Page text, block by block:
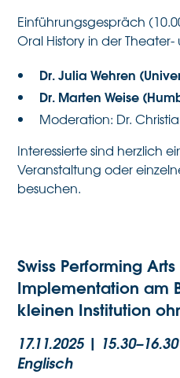
Einführungsgespräch
Oral History in der
Dr. Julia Wehren
Dr. Marten Weise
Moderation: Dr.
Interessierte sind herzlich
Veranstaltung oder
besuchen.
Swiss Performing
Implementation am
kleinen Institution
17.11.2025 |
Englisch